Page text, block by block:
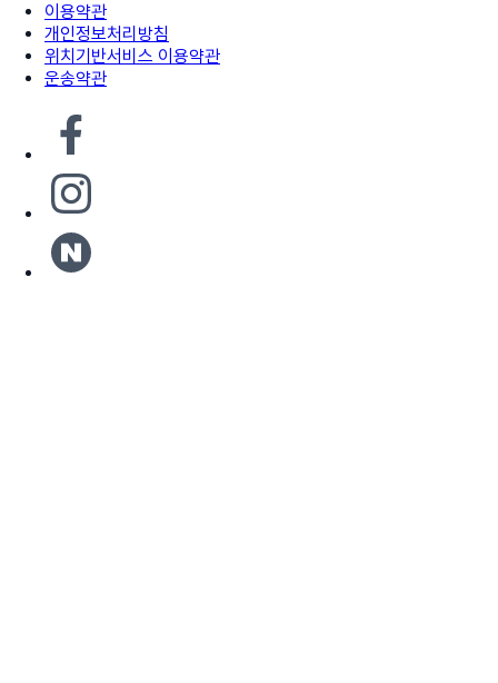
이용약관
개인정보처리방침
위치기반서비스 이용약관
운송약관